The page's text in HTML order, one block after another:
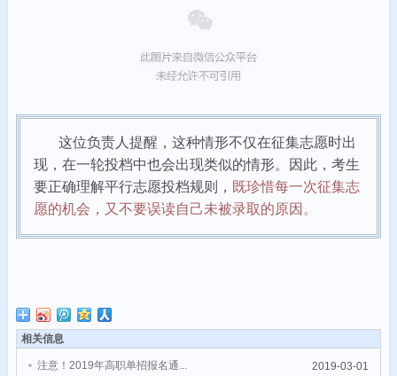
这位负责人提醒，这种情形不仅在征集志愿时出
现，在一轮投档中也会出现类似的情形。因此，考生
要正确理解平行志愿投档规则， 既珍惜每一次征集志
愿的机会，又不要误读自己未被录取的原因。
相关信息
注意！2019年高职单招报名通...
2019-03-01